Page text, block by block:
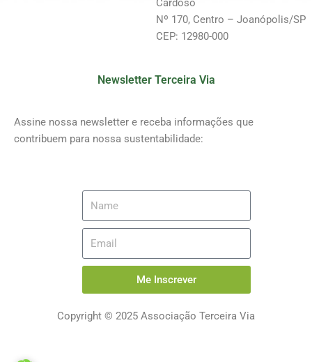
Cardoso
Nº 170, Centro – Joanópolis/SP
CEP: 12980-000
Newsletter Terceira Via
Assine nossa newsletter e receba informações que
contribuem para nossa sustentabilidade:
Me Inscrever
Copyright © 2025 Associação Terceira Via